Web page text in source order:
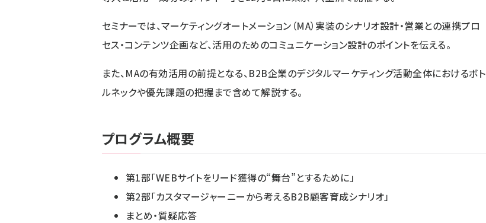
セミナーでは、マーケティングオートメーション（MA）実装のシナリオ設計・営業との連携プロ
セス・コンテンツ企画など、活用のためのコミュニケーション設計のポイントを伝える。
また、MAの有効活用の前提となる、B2B企業のデジタルマーケティング活動全体におけるボト
ルネックや優先課題の把握まで含めて解説する。
プログラム概要
第1部「WEBサイトをリード獲得の“舞台”とするために」
第2部「カスタマージャーニーから考えるB2B顧客育成シナリオ」
まとめ・質疑応答